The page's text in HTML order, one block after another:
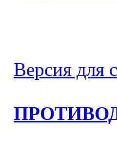
Версия для